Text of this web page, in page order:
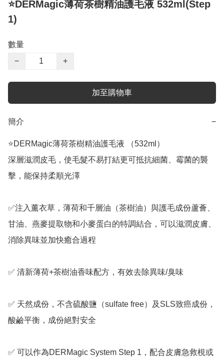
⭐️DERMagic薄荷茶樹精油護毛液 532ml(Step
1)
數量
−
+
加至購物車
簡介 −
⭐️DERMagic薄荷茶樹精油護毛液 （532ml）
深層滋潤皮毛，使毛髮不易打結更可抵抗細菌、霉菌的襲
擊，能保持柔順光澤
✅注入薰衣草，薄荷和千層油（茶樹油）與護毛成份蘆薈、
甘油、燕麥提取物和小麥蛋白的特調結合，可以滋潤皮膚、
消除異味並加快癒合過程
✅ 清新薄荷+茶樹油香味配方，有效去除異味/臭味
✅ 天然成份，不含硫酸鹽（sulfate free）及SLS致癌成份，
酸鹼平衡，成份絕對安全
✅ 可以作為DERMagic System Step 1，配合皮膚急救梘或